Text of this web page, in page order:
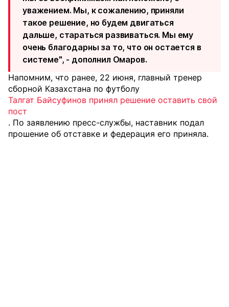
уважением. Мы, к сожалению, приняли
такое решение, но будем двигаться
дальше, стараться развиваться. Мы ему
очень благодарны за то, что он остается в
системе", - дополнил Омаров.
Напомним, что ранее, 22 июня, главный тренер
сборной Казахстана по футболу
Талгат Байсуфинов принял решение оставить свой
пост
. По заявлению пресс-службы, наставник подал
прошение об отставке и федерация его приняла.